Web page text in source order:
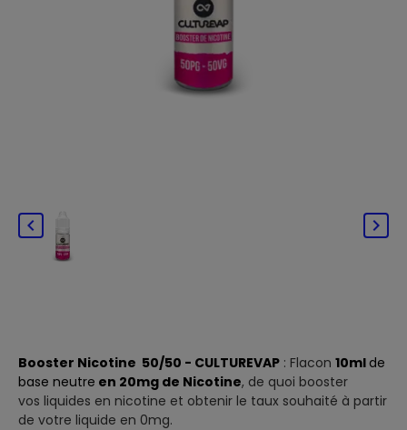
 
Booster Nicotine 50/50 - CULTUREVAP : Flacon 10mlde
base neutre en 20mg de Nicotine, de quoi booster
vos liquides en nicotine et obtenir le taux souhaité à partir
de votre liquide en 0mg.